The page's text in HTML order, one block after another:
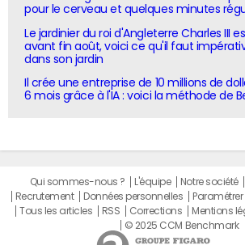
pour le cerveau et quelques minutes
Le jardinier du roi d'Angleterre Charles III
avant fin août, voici ce qu'il faut
dans son jardin
Il crée une entreprise de 10 millions de
6 mois grâce à l'IA : voici la méthode de
Qui sommes-nous ? L'équipe Notre société
Recrutement
Données personnelles
Tous les articles
RSS Corrections Mentions
© 2025 CCM Benchmark